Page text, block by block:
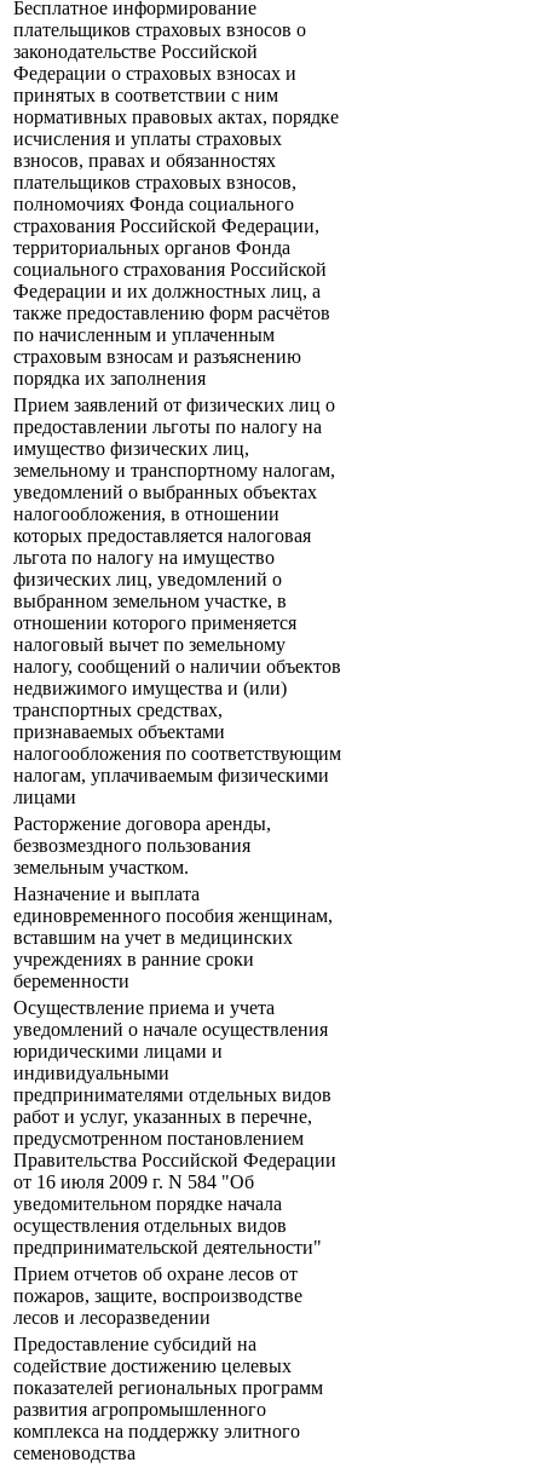
Бесплатное информирование
плательщиков страховых взносов о
законодательстве Российской
Федерации о страховых взносах и
принятых в соответствии с ним
нормативных правовых актах, порядке
исчисления и уплаты страховых
взносов, правах и обязанностях
плательщиков страховых взносов,
полномочиях Фонда социального
страхования Российской Федерации,
территориальных органов Фонда
социального страхования Российской
Федерации и их должностных лиц, а
также предоставлению форм расчётов
по начисленным и уплаченным
страховым взносам и разъяснению
порядка их заполнения
Прием заявлений от физических лиц о
предоставлении льготы по налогу на
имущество физических лиц,
земельному и транспортному налогам,
уведомлений о выбранных объектах
налогообложения, в отношении
которых предоставляется налоговая
льгота по налогу на имущество
физических лиц, уведомлений о
выбранном земельном участке, в
отношении которого применяется
налоговый вычет по земельному
налогу, сообщений о наличии объектов
недвижимого имущества и (или)
транспортных средствах,
признаваемых объектами
налогообложения по соответствующим
налогам, уплачиваемым физическими
лицами
Расторжение договора аренды,
безвозмездного пользования
земельным участком.
Назначение и выплата
единовременного пособия женщинам,
вставшим на учет в медицинских
учреждениях в ранние сроки
беременности
Осуществление приема и учета
уведомлений о начале осуществления
юридическими лицами и
индивидуальными
предпринимателями отдельных видов
работ и услуг, указанных в перечне,
предусмотренном постановлением
Правительства Российской Федерации
от 16 июля 2009 г. N 584 "Об
уведомительном порядке начала
осуществления отдельных видов
предпринимательской деятельности"
Прием отчетов об охране лесов от
пожаров, защите, воспроизводстве
лесов и лесоразведении
Предоставление субсидий на
содействие достижению целевых
показателей региональных программ
развития агропромышленного
комплекса на поддержку элитного
семеноводства